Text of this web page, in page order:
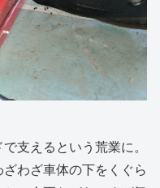
支えるという荒業に。
わざ車体の下をくぐら